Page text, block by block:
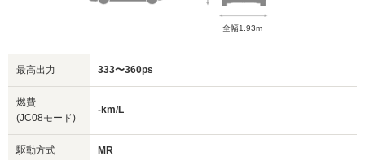
全幅1.93m
最高出力 333〜360ps
燃費
(JC08モード)
-km/L
駆動方式 MR